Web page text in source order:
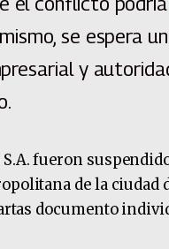
se espera
y
fueron
de la ciudad
documento